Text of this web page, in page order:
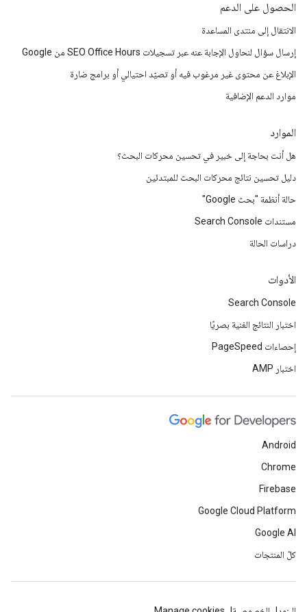
الحصول على الدعم
الانتقال إلى منتدى المساعدة
إرسال سؤال لنحاول الإجابة عنه عبر تسجيلات SEO Office Hours من Google
الإبلاغ عن محتوى غير مرغوب فيه أو تصيّد احتيالي أو برامج ضارة
موارد الدعم الإضافية
الموارد
هل أنت بحاجة إلى خبير في تحسين محركات البحث؟
دليل تحسين نتائج محركات البحث للمبتدئين
حالة أنظمة "بحث Google"
مستندات Search Console
دراسات الحالة
الأدوات
Search Console
اختبار النتائج الغنية بصريًا
إحصاءات PageSpeed
اختبار AMP
Android
Chrome
Firebase
Google Cloud Platform
Google AI
كلّ المنتجات